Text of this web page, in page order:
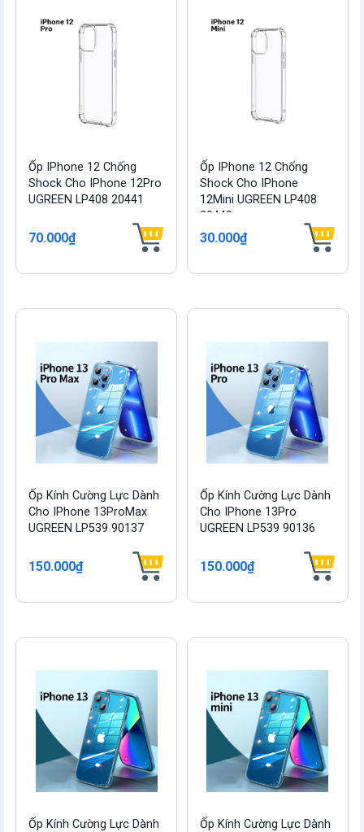
Ốp IPhone 12 Chống
Shock Cho IPhone 12Pro
UGREEN LP408 20441
70.000₫
Ốp IPhone 12 Chống
Shock Cho IPhone
12Mini UGREEN LP408
20440
30.000₫
Ốp Kính Cường Lực Dành
Cho IPhone 13ProMax
UGREEN LP539 90137
150.000₫
Ốp Kính Cường Lực Dành
Cho IPhone 13Pro
UGREEN LP539 90136
150.000₫
Ốp Kính Cường Lực Dành
Ốp Kính Cường Lực Dành